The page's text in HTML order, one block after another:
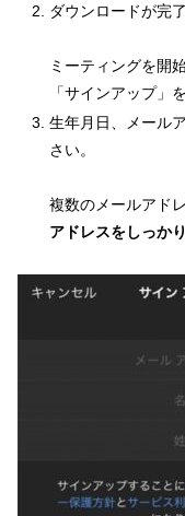
ダウンロードが完
ミーティングを開
「サインアップ」
生年月日、メール
さい。
複数のメールアド
アドレスをしっか